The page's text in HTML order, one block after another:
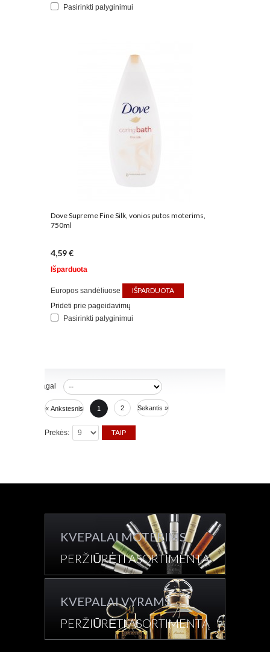
Pasirinkti palyginimui
Dove Supreme Fine Silk, vonios putos moterims,
750ml
4,59 €
Išparduota
Europos sandėliuose IŠPARDUOTA
Pridėti prie pageidavimų
Pasirinkti palyginimui
Rūšiuoti pagal
« Ankstesnis 1 2 Sekantis »
Prekės:
KVEPALAI MOTERIMS
PERŽIŪRĖTI ASORTIMENTĄ
KVEPALAI VYRAMS
PERŽIŪRĖTI ASORTIMENTĄ